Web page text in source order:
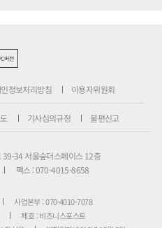
버전
정보처리방침 이용자위원회
기사심의규정 불편신고
39-34 서울숲더스페이스 12층
팩스 : 070-4015-8658
사업본부 : 070-4010-7078
제호 : 비즈니스포스트